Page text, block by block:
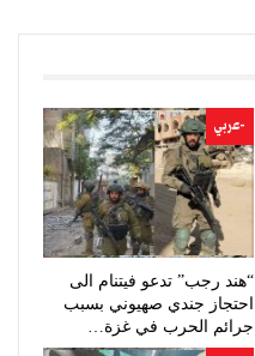
-عربي
“هند رجب” تدعو فيتنام الى
احتجاز جندي صهيوني بسبب
جرائم الحرب في غزة…